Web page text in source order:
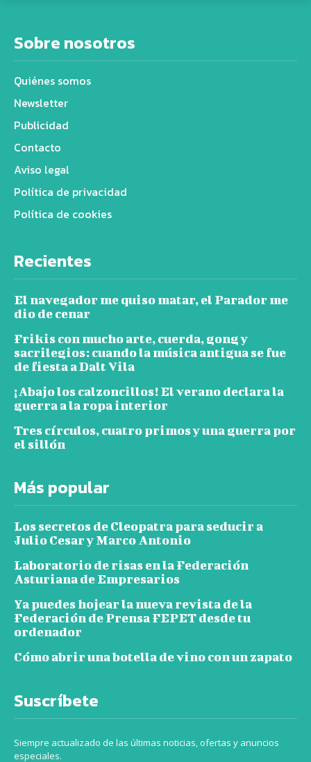
Sobre nosotros
Quiénes somos
Newsletter
Publicidad
Contacto
Aviso legal
Política de privacidad
Política de cookies
Recientes
El navegador me quiso matar, el Parador me
dio de cenar
Frikis con mucho arte, cuerda, gong y
sacrilegios: cuando la música antigua se fue
de fiesta a Dalt Vila
¡Abajo los calzoncillos! El verano declara la
guerra a la ropa interior
Tres círculos, cuatro primos y una guerra por
el sillón
Más popular
Los secretos de Cleopatra para seducir a
Julio Cesar y Marco Antonio
Laboratorio de risas en la Federación
Asturiana de Empresarios
Ya puedes hojear la nueva revista de la
Federación de Prensa FEPET desde tu
ordenador
Cómo abrir una botella de vino con un zapato
Suscríbete
Siempre actualizado de las últimas noticias, ofertas y anuncios
especiales.